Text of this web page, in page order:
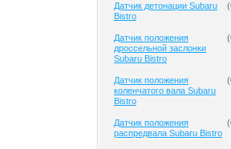
Датчик детонации Subaru
Bistro
(
Датчик положения
дроссельной заслонки
Subaru Bistro
(
Датчик положения
коленчатого вала Subaru
Bistro
(
Датчик положения
распредвала Subaru Bistro
(